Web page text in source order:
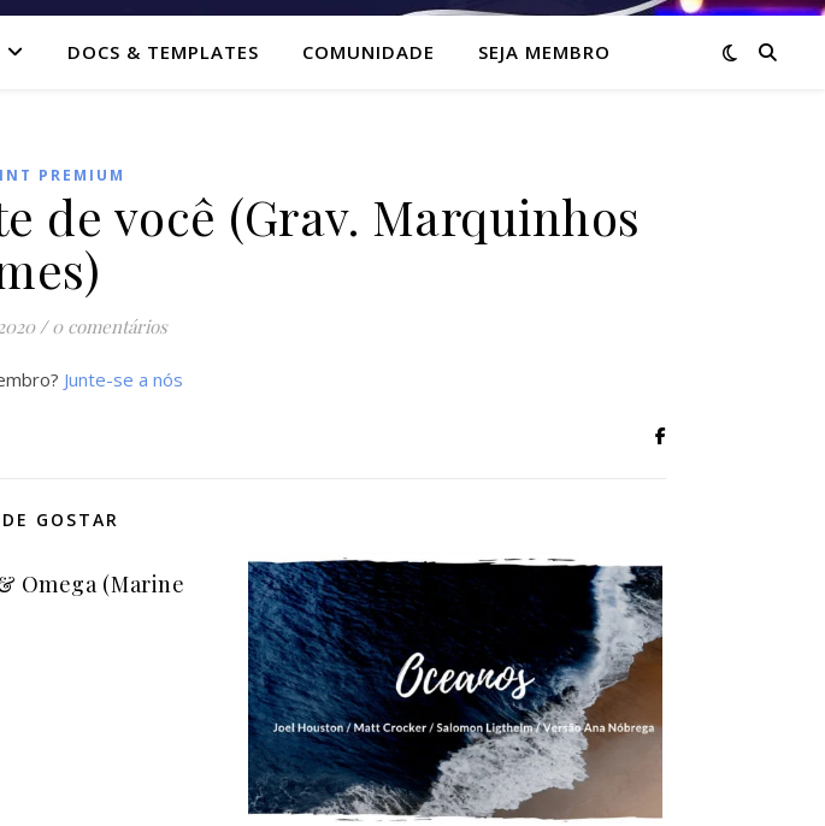
DOCS & TEMPLATES COMUNIDADE SEJA MEMBRO
PREMIUM
de você (Grav. Marquinhos
/ 0 comentários
Junte-se a nós
GOSTAR
Omega (Marine